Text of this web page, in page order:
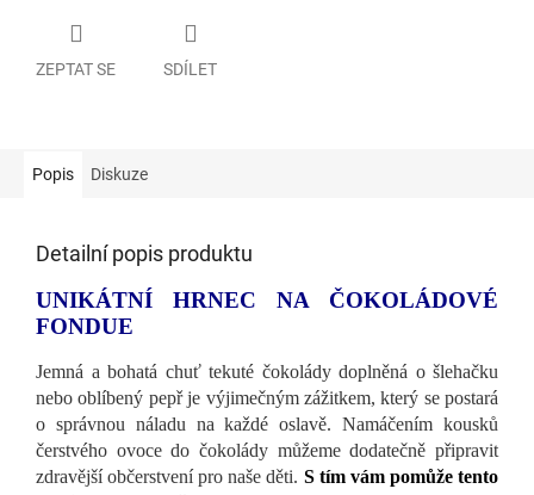
ZEPTAT SE SDÍLET
Popis Diskuze
Detailní popis produktu
UNIKÁTNÍ HRNEC NA ČOKOLÁDOVÉ
FONDUE
Jemná a bohatá chuť tekuté čokolády doplněná o šlehačku
nebo oblíbený pepř je výjimečným zážitkem, který se postará
o správnou náladu na každé oslavě. Namáčením kousků
čerstvého ovoce do čokolády můžeme dodatečně připravit
zdravější občerstvení pro naše děti. S tím vám pomůže tento